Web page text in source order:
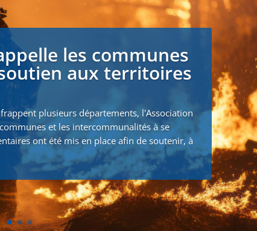
les communes
aux territoires
plusieurs départements, l'Association
et les intercommunalités à se
ont été mis en place afin de soutenir, à